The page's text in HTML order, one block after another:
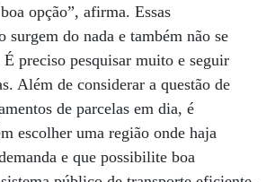
opção”, afirma. Essas
surgem do nada e também não se
preciso pesquisar muito e seguir
Além de considerar a questão de
de parcelas em dia, é
escolher uma região onde haja
e que possibilite boa